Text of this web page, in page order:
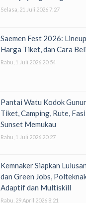
Selasa, 21 Juli 2026 7:27
Saemen Fest 2026:
Harga Tiket, dan Cara Beli
Rabu, 1 Juli 2026 20:54
Pantai Watu Kodok
Tiket, Camping, Rute,
Sunset Memukau
Rabu, 1 Juli 2026 20:27
Kemnaker Siapkan
dan Green Jobs,
Adaptif dan Multiskill
Rabu, 29 April 2026 8:21